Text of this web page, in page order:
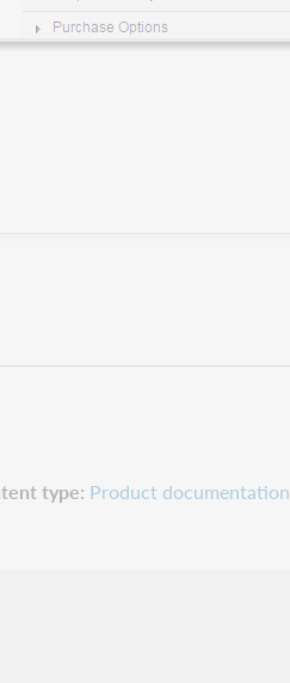
type Product documentation